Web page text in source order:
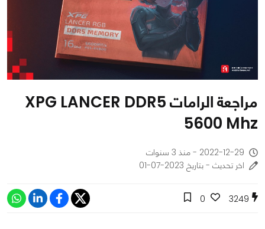
مراجعة الرامات XPG LANCER DDR5
5600 Mhz
2022-12-29 - منذ 3 سنوات
اخر تحديث - بتاريخ 2023-07-01
3249
0